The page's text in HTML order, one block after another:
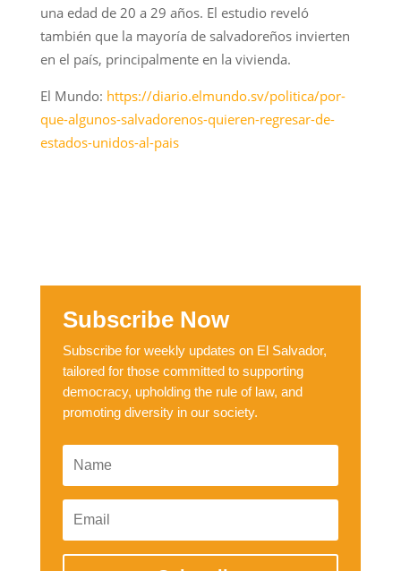
una edad de 20 a 29 años. El estudio reveló
también que la mayoría de salvadoreños invierten
en el país, principalmente en la vivienda.
El Mundo: https://diario.elmundo.sv/politica/por-
que-algunos-salvadorenos-quieren-regresar-de-
estados-unidos-al-pais
Subscribe Now
Subscribe for weekly updates on El Salvador,
tailored for those committed to supporting
democracy, upholding the rule of law, and
promoting diversity in our society.